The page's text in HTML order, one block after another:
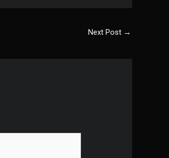
Next Post →